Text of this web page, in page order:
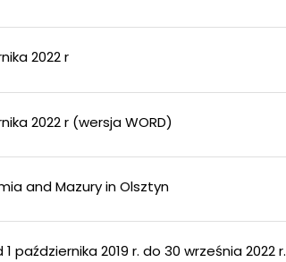
2022 r
2022 r (wersja WORD)
and Mazury in Olsztyn
2019 r. do 30 września 2022 r.